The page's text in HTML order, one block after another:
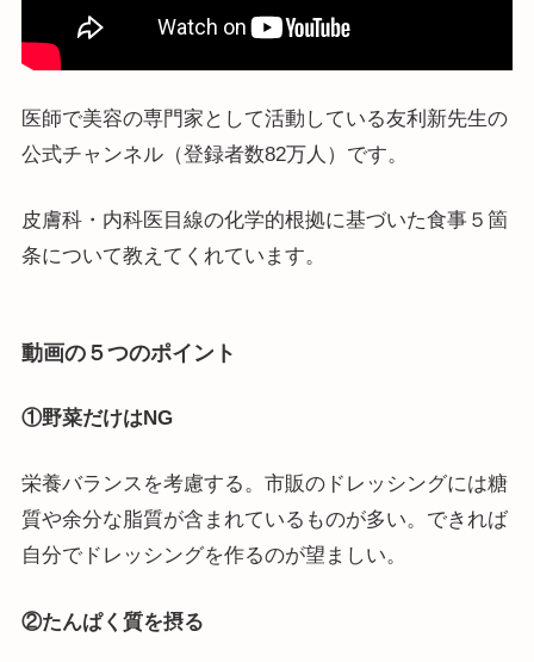
医師で美容の専門家として活動している友利新先生の
公式チャンネル（登録者数82万人）です。
皮膚科・内科医目線の化学的根拠に基づいた食事５箇
条について教えてくれています。
動画の５つのポイント
①野菜だけはNG
栄養バランスを考慮する。市販のドレッシングには糖
質や余分な脂質が含まれているものが多い。できれば
自分でドレッシングを作るのが望ましい。
②たんぱく質を摂る